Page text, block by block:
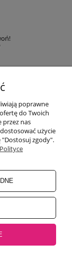
Jaworzno
ul. Mickiewicza 10
poprawne
do Twoich
przez nas
użycie
zgody".